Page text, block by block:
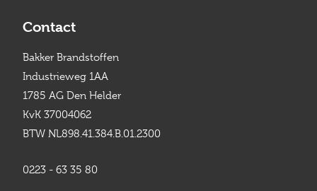
Contact
Bakker Brandstoffen
Industrieweg 1AA
1785 AG Den Helder
KvK 37004062
BTW NL898.41.384.B.01.2300
0223 - 63 35 80